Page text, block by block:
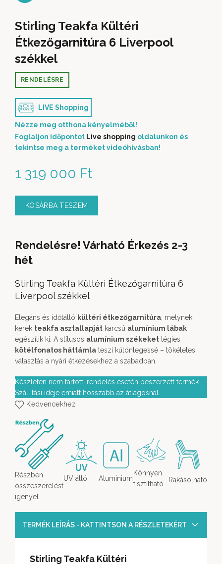
Stirling Teakfa Kültéri
Étkezőgarnitúra 6 Liverpool
székkel
1 319 000 Ft
RENDELÉSRE
LIVE Shopping
Nézze meg otthona kényelméből!
Foglaljon időpontot Live shopping oldalunkon és
tekintse meg a terméket videóhívásban!
KOSÁRBA TESZEM
Rendelésre! Várható Érkezés 2-3
hét
Stirling Teakfa Kültéri Étkezőgarnitúra 6
Liverpool székkel
Elegáns és időtálló kültéri étkezőgarnitúra , melynek
kerek teakfa asztallapját karcsú alumínium lábak
egészítik ki. A stílusos alumínium székeket légies
kötélfonatos háttámla teszi különlegessé – tökéletes
választás a nyári étkezésekhez a szabadban.
Készleten nem tartott, rendelés esetén beszerzett termék.
Szállítási ideje emiatt hosszabb az átlagosnál.
Kedvencekhez
Részben
összeszerelést
igényel
UV álló Alumínium
Könnyen
tisztítható
Rakásolható
TERMÉK LEÍRÁS - KATTINTSON A RÉSZLETEKÉRT
Stirling Teakfa Kültéri